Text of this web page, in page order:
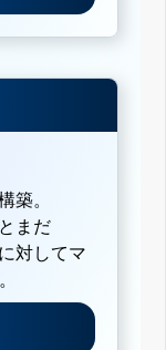
築。
まだ
対してマ